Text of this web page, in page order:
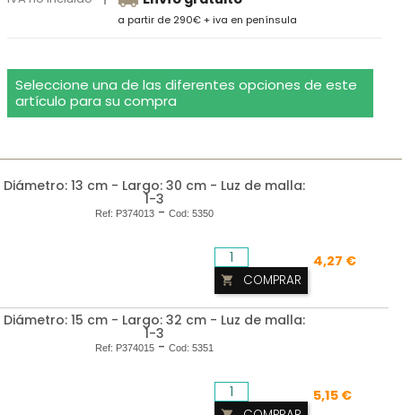
a partir de 290€ + iva en península
Seleccione una de las diferentes opciones de este
artículo para su compra
Diámetro: 13 cm - Largo: 30 cm - Luz de malla:
1-3
Ref: P374013 - Cod: 5350
4,27 €
 COMPRAR
Diámetro: 15 cm - Largo: 32 cm - Luz de malla:
1-3
Ref: P374015 - Cod: 5351
5,15 €